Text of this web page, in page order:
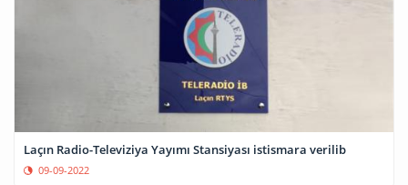
Laçın Radio-Televiziya Yayımı Stansiyası istismara verilib
09-09-2022